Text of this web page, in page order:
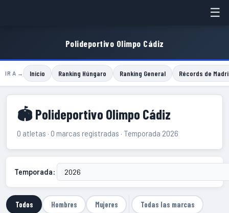
☰
Polideportivo Olimpo Cádiz
IR A → Inicio Ranking Húngaro Ranking General Récords de
🏟 Polideportivo Olimpo Cádiz
0 atletas · 0 marcas registradas · Temporada 2026
Temporada:
Todos Hombres Mujeres Todas las marcas